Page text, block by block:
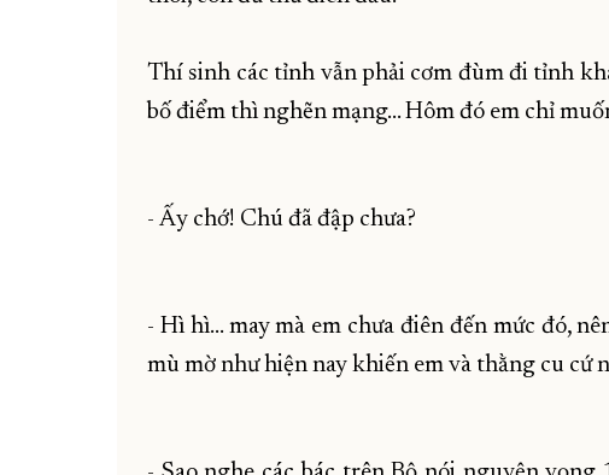
Thí sinh các tỉnh vẫn phải cơm đùm đi tỉnh
bố điểm thì nghẽn mạng... Hôm đó em chỉ
- Ấy chớ! Chú đã đập chưa?
- Hì hì... may mà em chưa điên đến mức đó,
mù mờ như hiện nay khiến em và thằng cu cứ